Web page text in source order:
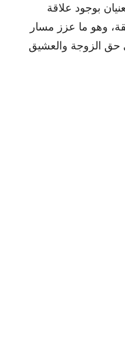
بوجود علاقة
وهو ما عزز مسار
حق الزوجة والعشيق